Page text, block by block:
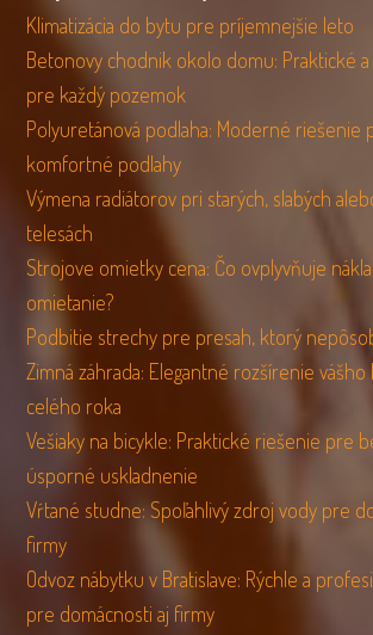
Klimatizácia do bytu pre príjemnejšie leto
Betonovy chodnik okolo domu: Praktické
pre každý pozemok
Polyuretánová podlaha: Moderné riešenie
komfortné podlahy
Výmena radiátorov pri starých, slabých
telesách
Strojove omietky cena: Čo ovplyvňuje
omietanie?
Podbitie strechy pre presah, ktorý
Zimná záhrada: Elegantné rozšírenie vášho
celého roka
Vešiaky na bicykle: Praktické riešenie pre
úsporné uskladnenie
Vŕtané studne: Spoľahlivý zdroj vody pre
firmy
Odvoz nábytku v Bratislave: Rýchle a
pre domácnosti aj firmy